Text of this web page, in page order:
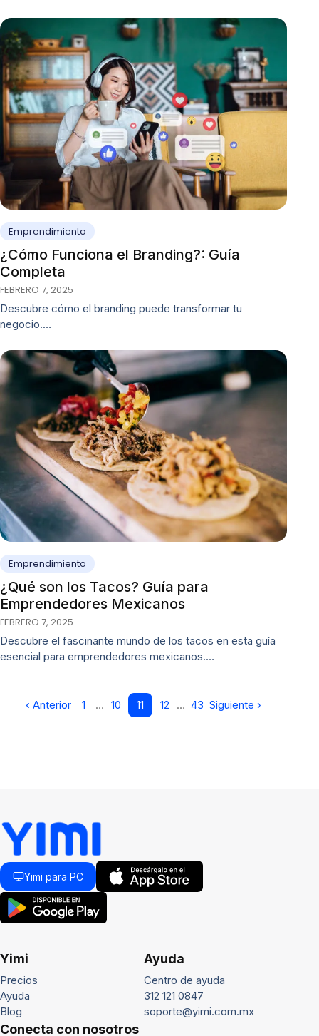
Emprendimiento
¿Cómo Funciona el Branding?: Guía
Completa
FEBRERO 7, 2025
Descubre cómo el branding puede transformar tu
negocio.…
Emprendimiento
¿Qué son los Tacos? Guía para
Emprendedores Mexicanos
FEBRERO 7, 2025
Descubre el fascinante mundo de los tacos en esta guía
esencial para emprendedores mexicanos.…
‹ Anterior 1 … 10 11 12 … 43 Siguiente ›
Yimi para PC
Yimi
Precios
Ayuda
Blog
Ayuda
Centro de ayuda
312 121 0847
soporte@yimi.com.mx
Conecta con nosotros